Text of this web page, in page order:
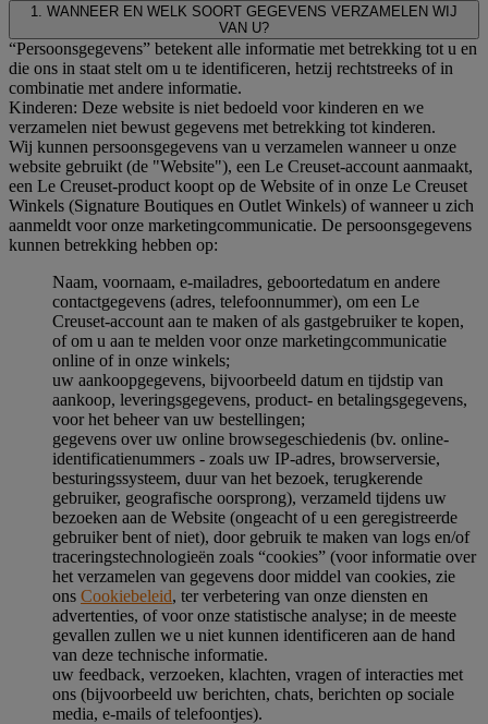
1. WANNEER EN WELK SOORT GEGEVENS VERZAMELEN WIJ
VAN U?
“Persoonsgegevens” betekent alle informatie met betrekking tot u en
die ons in staat stelt om u te identificeren, hetzij rechtstreeks of in
combinatie met andere informatie.
Kinderen: Deze website is niet bedoeld voor kinderen en we
verzamelen niet bewust gegevens met betrekking tot kinderen.
Wij kunnen persoonsgegevens van u verzamelen wanneer u onze
website gebruikt (de "Website"), een Le Creuset-account aanmaakt,
een Le Creuset-product koopt op de Website of in onze Le Creuset
Winkels (Signature Boutiques en Outlet Winkels) of wanneer u zich
aanmeldt voor onze marketingcommunicatie. De persoonsgegevens
kunnen betrekking hebben op:
Naam, voornaam, e-mailadres, geboortedatum en andere
contactgegevens (adres, telefoonnummer), om een Le
Creuset-account aan te maken of als gastgebruiker te kopen,
of om u aan te melden voor onze marketingcommunicatie
online of in onze winkels;
uw aankoopgegevens, bijvoorbeeld datum en tijdstip van
aankoop, leveringsgegevens, product- en betalingsgegevens,
voor het beheer van uw bestellingen;
gegevens over uw online browsegeschiedenis (bv. online-
identificatienummers - zoals uw IP-adres, browserversie,
besturingssysteem, duur van het bezoek, terugkerende
gebruiker, geografische oorsprong), verzameld tijdens uw
bezoeken aan de Website (ongeacht of u een geregistreerde
gebruiker bent of niet), door gebruik te maken van logs en/of
traceringstechnologieën zoals “cookies” (voor informatie over
het verzamelen van gegevens door middel van cookies, zie
ons Cookiebeleid, ter verbetering van onze diensten en
advertenties, of voor onze statistische analyse; in de meeste
gevallen zullen we u niet kunnen identificeren aan de hand
van deze technische informatie.
uw feedback, verzoeken, klachten, vragen of interacties met
ons (bijvoorbeeld uw berichten, chats, berichten op sociale
media, e-mails of telefoontjes).